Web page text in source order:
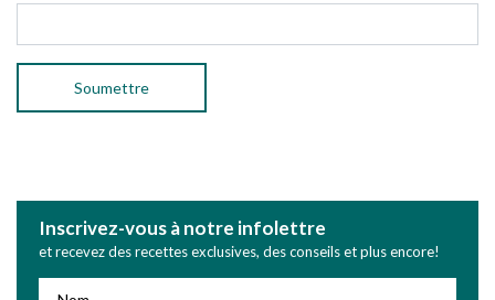
Inscrivez-vous à notre infolettre
et recevez des recettes exclusives, des conseils et plus encore!